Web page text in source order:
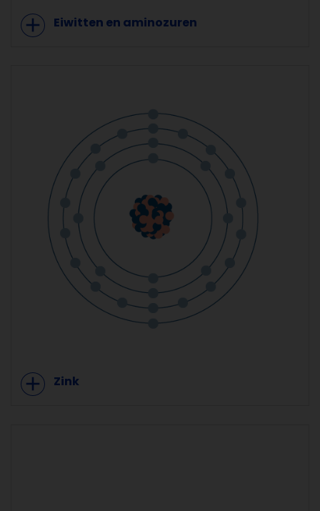
add Eiwitten en aminozuren
add Zink